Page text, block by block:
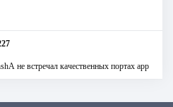
не встречал качественных портах app